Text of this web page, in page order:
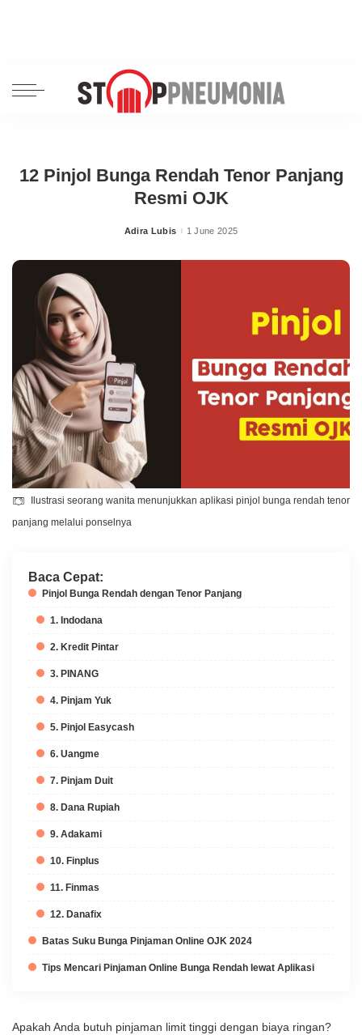
12 Pinjol Bunga Rendah Tenor Panjang
Resmi OJK
Posted
Adira Lubis 1 June 2025
Ilustrasi seorang wanita menunjukkan aplikasi pinjol bunga rendah tenor
panjang melalui ponselnya
Baca Cepat:
Pinjol Bunga Rendah dengan Tenor Panjang
1. Indodana
2. Kredit Pintar
3. PINANG
4. Pinjam Yuk
5. Pinjol Easycash
6. Uangme
7. Pinjam Duit
8. Dana Rupiah
9. Adakami
10. Finplus
11. Finmas
12. Danafix
Batas Suku Bunga Pinjaman Online OJK 2024
Tips Mencari Pinjaman Online Bunga Rendah lewat Aplikasi
Apakah Anda butuh pinjaman limit tinggi dengan biaya ringan?